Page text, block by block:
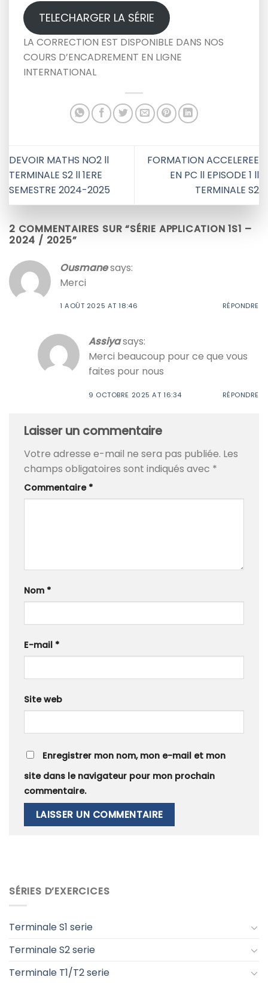
SÉRIES D’EXERCICES
Terminale S1 serie
Terminale S2 serie
Terminale T1/T2 serie
TELECHARGER LA SÉRIE
LA CORRECTION EST DISPONIBLE DANS NOS
COURS D’ENCADREMENT EN LIGNE
INTERNATIONAL
DEVOIR MATHS NO2 ll
TERMINALE S2 ll 1ERE
SEMESTRE 2024-2025
FORMATION ACCELEREE
EN PC ll EPISODE 1 ll
TERMINALE S2
2 COMMENTAIRES SUR “SÉRIE APPLICATION 1S1 –
2024 / 2025”
Ousmanesays:
Merci
1 AOÛT 2025 AT 18:46 RÉPONDRE
Assiyasays:
Merci beaucoup pour ce que vous
faites pour nous
9 OCTOBRE 2025 AT 16:34 RÉPONDRE
Laisser un commentaire
Votre adresse e-mail ne sera pas publiée. Les
champs obligatoires sont indiqués avec *
Commentaire *
Nom *
E-mail *
Site web
Enregistrer mon nom, mon e-mail et mon
site dans le navigateur pour mon prochain
commentaire.